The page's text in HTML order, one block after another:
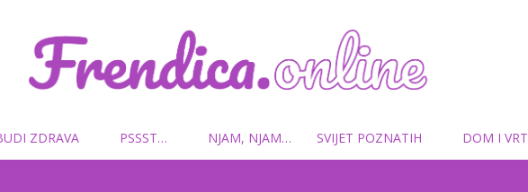
Frendica.online
ZDRAVA PSSST… NJAM, NJAM… SVIJET POZNATIH DOM I VRT